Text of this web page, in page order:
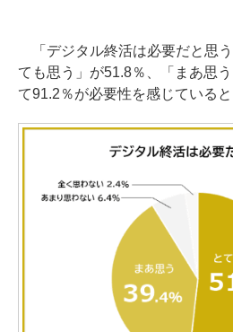
「デジタル終活は必要だと思
ても思う」が51.8％、「まあ思
て91.2％が必要性を感じていると